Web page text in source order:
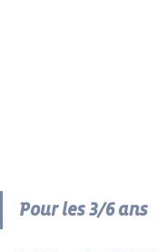
Pour les 3/6 ans